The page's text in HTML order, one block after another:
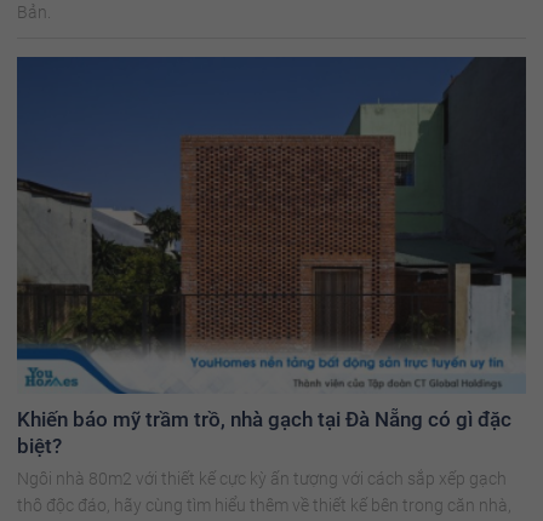
Bản.
Khiến báo mỹ trầm trồ, nhà gạch tại Đà Nẵng có gì đặc
biệt?
Ngôi nhà 80m2 với thiết kế cực kỳ ấn tượng với cách sắp xếp gạch
thô độc đáo, hãy cùng tìm hiểu thêm về thiết kế bên trong căn nhà,